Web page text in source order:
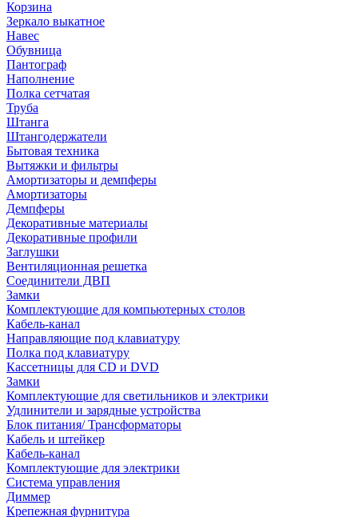
Корзина
Зеркало выкатное
Навес
Обувница
Пантограф
Наполнение
Полка сетчатая
Труба
Штанга
Штангодержатели
Бытовая техника
Вытяжки и фильтры
Амортизаторы и демпферы
Амортизаторы
Демпферы
Декоративные материалы
Декоративные профили
Заглушки
Вентиляционная решетка
Соединители ДВП
Замки
Комплектующие для компьютерных столов
Кабель-канал
Направляющие под клавиатуру
Полка под клавиатуру
Кассетницы для CD и DVD
Замки
Комплектующие для светильников и электрики
Удлинители и зарядные устройства
Блок питания/ Трансформаторы
Кабель и штейкер
Кабель-канал
Комплектующие для электрики
Система управления
Диммер
Крепежная фурнитура